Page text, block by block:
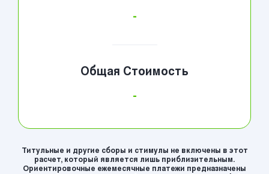
-
Общая Стоимость
-
Титульные и другие сборы и стимулы не включены в этот
расчет, который является лишь приблизительным.
Ориентировочные ежемесячные платежи предназначены